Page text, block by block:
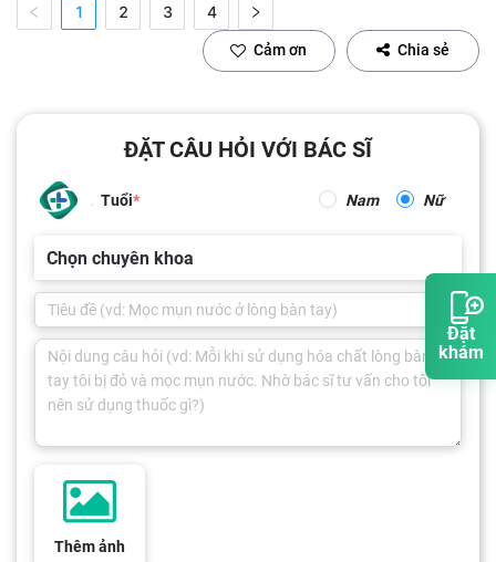
Đặt
khám
1 2 3 4
Cảm ơn Chia sẻ
ĐẶT CÂU HỎI VỚI BÁC SĨ
Tuổi Nam Nữ
Chọn chuyên khoa
Thêm ảnh